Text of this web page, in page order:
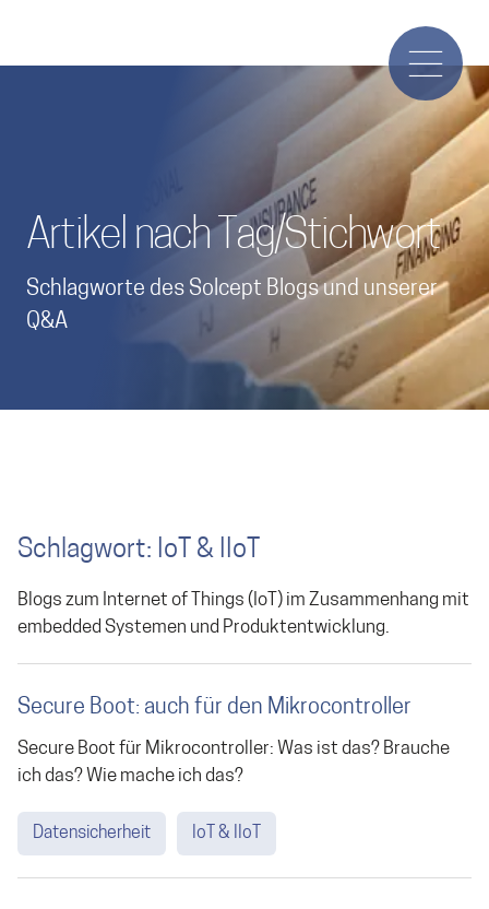
Artikel nach Tag/Stichwort
Schlagworte des Solcept Blogs und unserer
Q&A
Schlagwort: IoT & IIoT
Blogs zum Internet of Things (IoT) im Zusammenhang mit
embedded Systemen und Produktentwicklung.
Secure Boot: auch für den Mikrocontroller
Secure Boot für Mikrocontroller: Was ist das? Brauche
ich das? Wie mache ich das?
Datensicherheit IoT & IIoT